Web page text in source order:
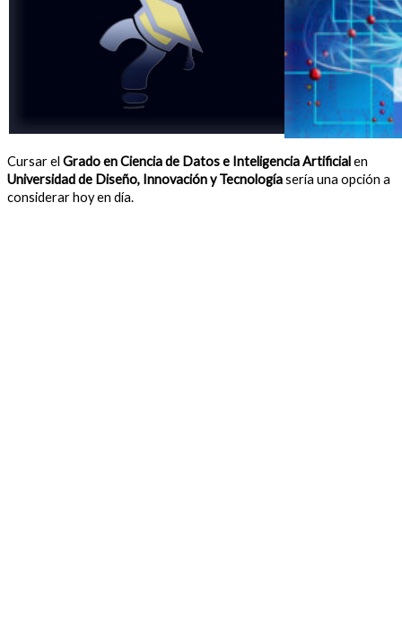
Cursar el Grado en Ciencia de Datos e Inteligencia Artificialen
Universidad de Diseño, Innovación y Tecnologíasería una opción a
considerar hoy en día.